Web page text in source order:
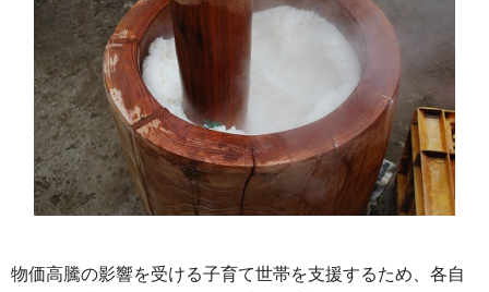
物価高騰の影響を受ける子育て世帯を支援するため、各自